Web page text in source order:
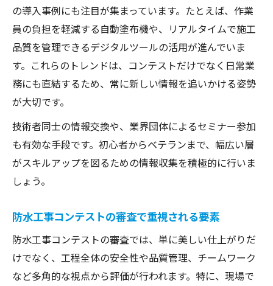
の導入事例にも注目が集まっています。たとえば、作業
員の負担を軽減する自動塗布機や、リアルタイムで施工
品質を管理できるデジタルツールの活用が進んでいま
す。これらのトレンドは、コンテストだけでなく日常業
務にも直結するため、常に新しい情報を追いかける姿勢
が大切です。
技術者同士の情報交換や、業界団体によるセミナー参加
も有効な手段です。初心者からベテランまで、幅広い層
がスキルアップを図るための情報収集を積極的に行いま
しょう。
防水工事コンテストの審査で重視される要素
防水工事コンテストの審査では、単に美しい仕上がりだ
けでなく、工程全体の安全性や品質管理、チームワーク
など多角的な視点から評価が行われます。特に、現場で